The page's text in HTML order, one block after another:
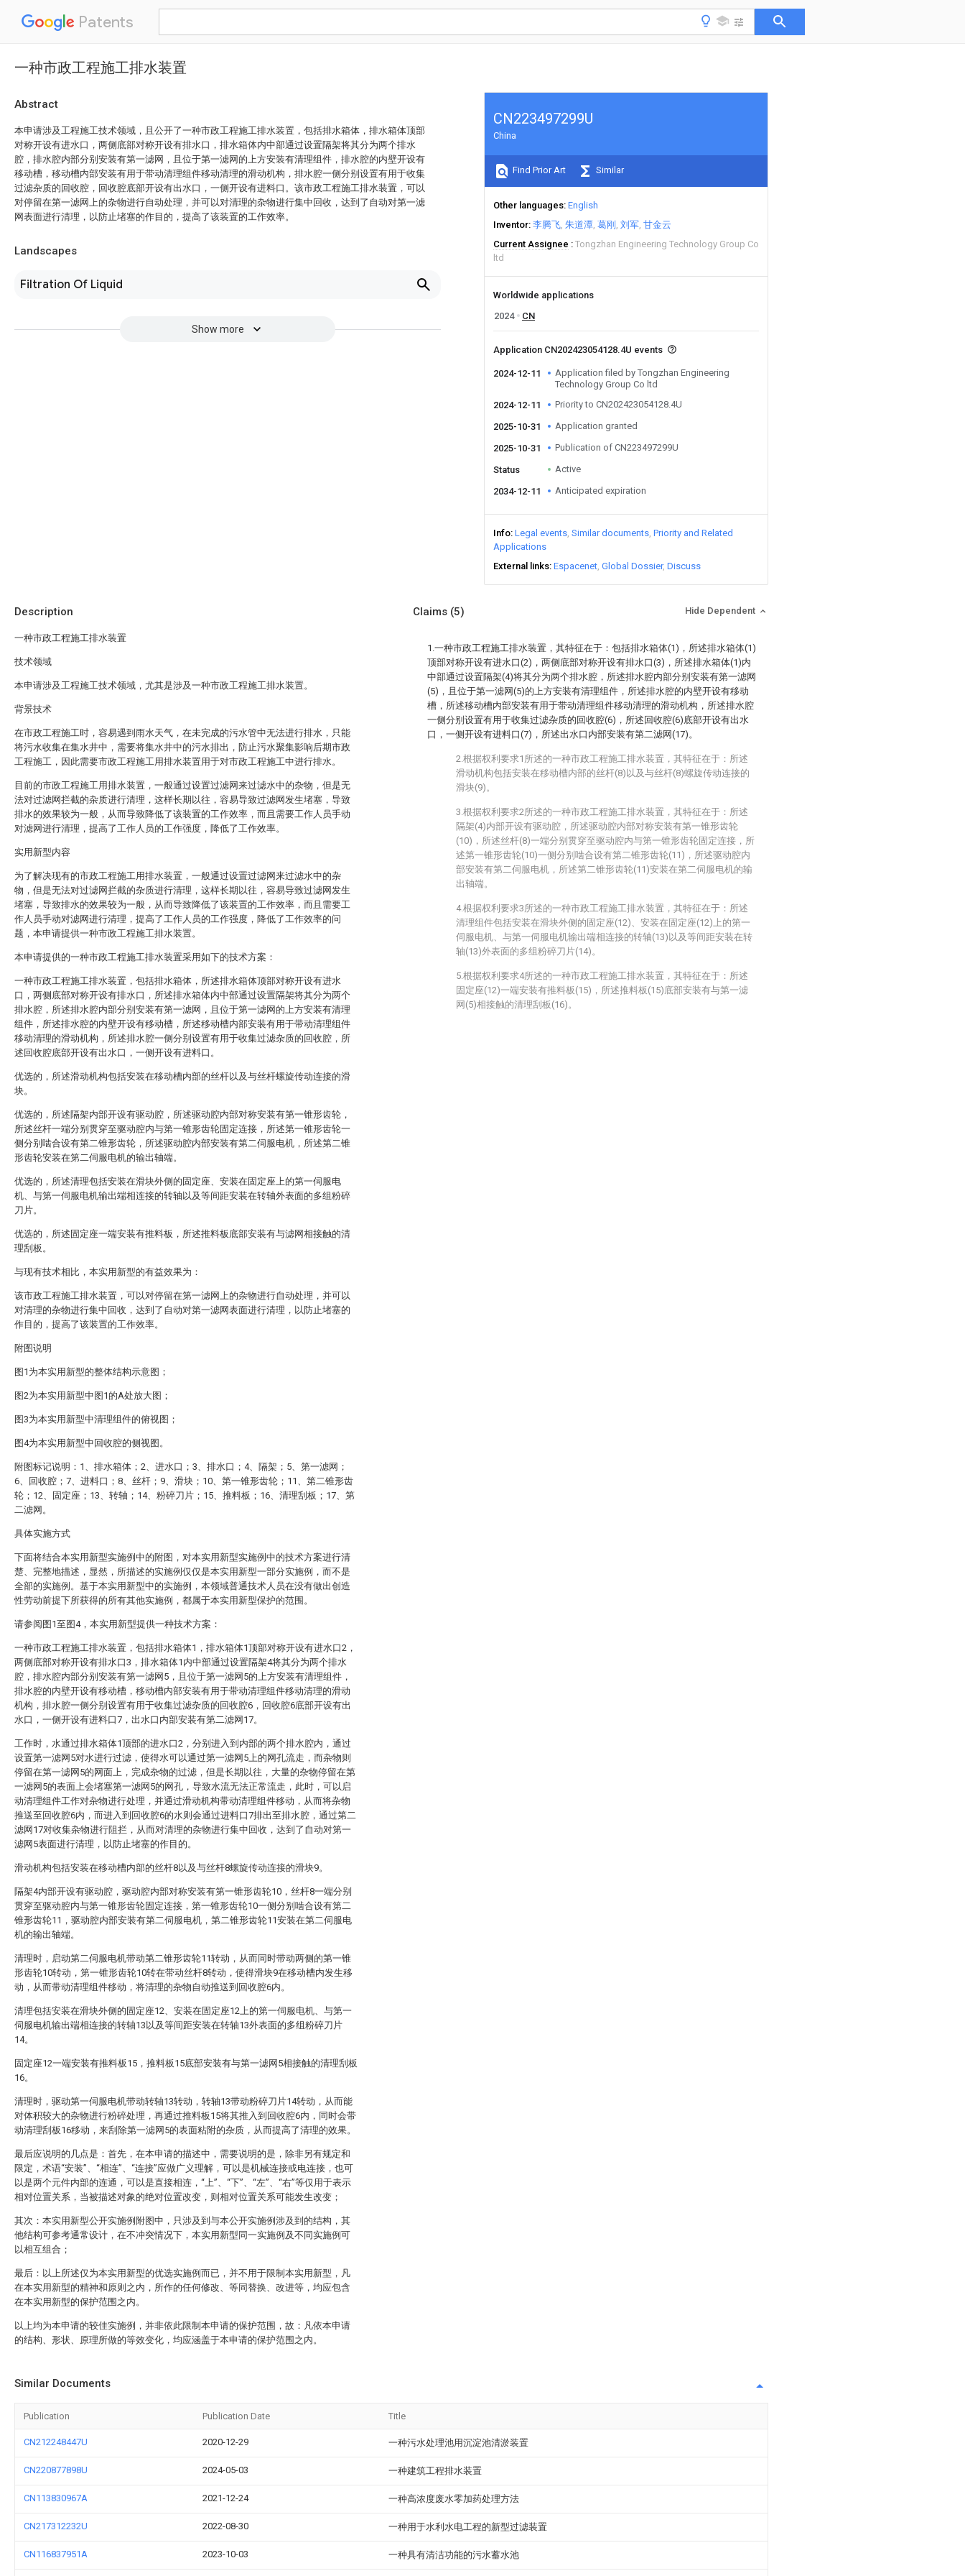
Patents
一种市政工程施工排水装置
Abstract
本申请涉及工程施工技术领域，且公开了一种市政工程施工排水装置，包括排水箱体，排水箱体顶部
对称开设有进水口，两侧底部对称开设有排水口，排水箱体内中部通过设置隔架将其分为两个排水
腔，排水腔内部分别安装有第一滤网，且位于第一滤网的上方安装有清理组件，排水腔的内壁开设有
移动槽，移动槽内部安装有用于带动清理组件移动清理的滑动机构，排水腔一侧分别设置有用于收集
过滤杂质的回收腔，回收腔底部开设有出水口，一侧开设有进料口。该市政工程施工排水装置，可以
对停留在第一滤网上的杂物进行自动处理，并可以对清理的杂物进行集中回收，达到了自动对第一滤
网表面进行清理，以防止堵塞的作目的，提高了该装置的工作效率。
Landscapes
Filtration Of Liquid
Show more
CN223497299U
China
Find Prior Art Similar
Other languages English
Inventor 李腾飞 朱道潭 葛刚 刘军 甘金云
Current Assignee
Tongzhan Engineering Technology Group Co
ltd
Worldwide applications
2024
CN
Application CN202423054128.4U events
2024-12-11
Application filed by Tongzhan Engineering
Technology Group Co ltd
2024-12-11
Priority to CN202423054128.4U
2025-10-31 Application granted
2025-10-31 Publication of CN223497299U
Status Active
2034-12-11 Anticipated expiration
Info Legal events Similar documents Priority and Related
Applications
External links Espacenet Global Dossier Discuss
Description
一种市政工程施工排水装置
技术领域
本申请涉及工程施工技术领域，尤其是涉及一种市政工程施工排水装置。
背景技术
在市政工程施工时，容易遇到雨水天气，在未完成的污水管中无法进行排水，只能
将污水收集在集水井中，需要将集水井中的污水排出，防止污水聚集影响后期市政
工程施工，因此需要市政工程施工用排水装置用于对市政工程施工中进行排水。
目前的市政工程施工用排水装置，一般通过设置过滤网来过滤水中的杂物，但是无
法对过滤网拦截的杂质进行清理，这样长期以往，容易导致过滤网发生堵塞，导致
排水的效果较为一般，从而导致降低了该装置的工作效率，而且需要工作人员手动
对滤网进行清理，提高了工作人员的工作强度，降低了工作效率。
实用新型内容
为了解决现有的市政工程施工用排水装置，一般通过设置过滤网来过滤水中的杂
物，但是无法对过滤网拦截的杂质进行清理，这样长期以往，容易导致过滤网发生
堵塞，导致排水的效果较为一般，从而导致降低了该装置的工作效率，而且需要工
作人员手动对滤网进行清理，提高了工作人员的工作强度，降低了工作效率的问
题，本申请提供一种市政工程施工排水装置。
本申请提供的一种市政工程施工排水装置采用如下的技术方案：
一种市政工程施工排水装置，包括排水箱体，所述排水箱体顶部对称开设有进水
口，两侧底部对称开设有排水口，所述排水箱体内中部通过设置隔架将其分为两个
排水腔，所述排水腔内部分别安装有第一滤网，且位于第一滤网的上方安装有清理
组件，所述排水腔的内壁开设有移动槽，所述移动槽内部安装有用于带动清理组件
移动清理的滑动机构，所述排水腔一侧分别设置有用于收集过滤杂质的回收腔，所
述回收腔底部开设有出水口，一侧开设有进料口。
优选的，所述滑动机构包括安装在移动槽内部的丝杆以及与丝杆螺旋传动连接的滑
块。
优选的，所述隔架内部开设有驱动腔，所述驱动腔内部对称安装有第一锥形齿轮，
所述丝杆一端分别贯穿至驱动腔内与第一锥形齿轮固定连接，所述第一锥形齿轮一
侧分别啮合设有第二锥形齿轮，所述驱动腔内部安装有第二伺服电机，所述第二锥
形齿轮安装在第二伺服电机的输出轴端。
优选的，所述清理包括安装在滑块外侧的固定座、安装在固定座上的第一伺服电
机、与第一伺服电机输出端相连接的转轴以及等间距安装在转轴外表面的多组粉碎
刀片。
优选的，所述固定座一端安装有推料板，所述推料板底部安装有与滤网相接触的清
理刮板。
与现有技术相比，本实用新型的有益效果为：
该市政工程施工排水装置，可以对停留在第一滤网上的杂物进行自动处理，并可以
对清理的杂物进行集中回收，达到了自动对第一滤网表面进行清理，以防止堵塞的
作目的，提高了该装置的工作效率。
附图说明
图1为本实用新型的整体结构示意图；
图2为本实用新型中图1的A处放大图；
图3为本实用新型中清理组件的俯视图；
图4为本实用新型中回收腔的侧视图。
附图标记说明：1、排水箱体；2、进水口；3、排水口；4、隔架；5、第一滤网；
6、回收腔；7、进料口；8、丝杆；9、滑块；10、第一锥形齿轮；11、第二锥形齿
轮；12、固定座；13、转轴；14、粉碎刀片；15、推料板；16、清理刮板；17、第
二滤网。
具体实施方式
下面将结合本实用新型实施例中的附图，对本实用新型实施例中的技术方案进行清
楚、完整地描述，显然，所描述的实施例仅仅是本实用新型一部分实施例，而不是
全部的实施例。基于本实用新型中的实施例，本领域普通技术人员在没有做出创造
性劳动前提下所获得的所有其他实施例，都属于本实用新型保护的范围。
请参阅图1至图4，本实用新型提供一种技术方案：
一种市政工程施工排水装置，包括排水箱体1，排水箱体1顶部对称开设有进水口2，
两侧底部对称开设有排水口3，排水箱体1内中部通过设置隔架4将其分为两个排水
腔，排水腔内部分别安装有第一滤网5，且位于第一滤网5的上方安装有清理组件，
排水腔的内壁开设有移动槽，移动槽内部安装有用于带动清理组件移动清理的滑动
机构，排水腔一侧分别设置有用于收集过滤杂质的回收腔6，回收腔6底部开设有出
水口，一侧开设有进料口7，出水口内部安装有第二滤网17。
工作时，水通过排水箱体1顶部的进水口2，分别进入到内部的两个排水腔内，通过
设置第一滤网5对水进行过滤，使得水可以通过第一滤网5上的网孔流走，而杂物则
停留在第一滤网5的网面上，完成杂物的过滤，但是长期以往，大量的杂物停留在第
一滤网5的表面上会堵塞第一滤网5的网孔，导致水流无法正常流走，此时，可以启
动清理组件工作对杂物进行处理，并通过滑动机构带动清理组件移动，从而将杂物
推送至回收腔6内，而进入到回收腔6的水则会通过进料口7排出至排水腔，通过第二
滤网17对收集杂物进行阻拦，从而对清理的杂物进行集中回收，达到了自动对第一
滤网5表面进行清理，以防止堵塞的作目的。
滑动机构包括安装在移动槽内部的丝杆8以及与丝杆8螺旋传动连接的滑块9。
隔架4内部开设有驱动腔，驱动腔内部对称安装有第一锥形齿轮10，丝杆8一端分别
贯穿至驱动腔内与第一锥形齿轮固定连接，第一锥形齿轮10一侧分别啮合设有第二
锥形齿轮11，驱动腔内部安装有第二伺服电机，第二锥形齿轮11安装在第二伺服电
机的输出轴端。
清理时，启动第二伺服电机带动第二锥形齿轮11转动，从而同时带动两侧的第一锥
形齿轮10转动，第一锥形齿轮10转在带动丝杆8转动，使得滑块9在移动槽内发生移
动，从而带动清理组件移动，将清理的杂物自动推送到回收腔6内。
清理包括安装在滑块外侧的固定座12、安装在固定座12上的第一伺服电机、与第一
伺服电机输出端相连接的转轴13以及等间距安装在转轴13外表面的多组粉碎刀片
14。
固定座12一端安装有推料板15，推料板15底部安装有与第一滤网5相接触的清理刮板
16。
清理时，驱动第一伺服电机带动转轴13转动，转轴13带动粉碎刀片14转动，从而能
对体积较大的杂物进行粉碎处理，再通过推料板15将其推入到回收腔6内，同时会带
动清理刮板16移动，来刮除第一滤网5的表面粘附的杂质，从而提高了清理的效果。
最后应说明的几点是：首先，在本申请的描述中，需要说明的是，除非另有规定和
限定，术语“安装”、“相连”、“连接”应做广义理解，可以是机械连接或电连接，也可
以是两个元件内部的连通，可以是直接相连，“上”、“下”、“左”、“右”等仅用于表示
相对位置关系，当被描述对象的绝对位置改变，则相对位置关系可能发生改变；
其次：本实用新型公开实施例附图中，只涉及到与本公开实施例涉及到的结构，其
他结构可参考通常设计，在不冲突情况下，本实用新型同一实施例及不同实施例可
以相互组合；
最后：以上所述仅为本实用新型的优选实施例而已，并不用于限制本实用新型，凡
在本实用新型的精神和原则之内，所作的任何修改、等同替换、改进等，均应包含
在本实用新型的保护范围之内。
以上均为本申请的较佳实施例，并非依此限制本申请的保护范围，故：凡依本申请
的结构、形状、原理所做的等效变化，均应涵盖于本申请的保护范围之内。
Claims (5) Hide Dependent
1.一种市政工程施工排水装置，其特征在于：包括排水箱体(1)，所述排水箱体(1)
顶部对称开设有进水口(2)，两侧底部对称开设有排水口(3)，所述排水箱体(1)内
中部通过设置隔架(4)将其分为两个排水腔，所述排水腔内部分别安装有第一滤网
(5)，且位于第一滤网(5)的上方安装有清理组件，所述排水腔的内壁开设有移动
槽，所述移动槽内部安装有用于带动清理组件移动清理的滑动机构，所述排水腔
一侧分别设置有用于收集过滤杂质的回收腔(6)，所述回收腔(6)底部开设有出水
口，一侧开设有进料口(7)，所述出水口内部安装有第二滤网(17)。
2.根据权利要求1所述的一种市政工程施工排水装置，其特征在于：所述
滑动机构包括安装在移动槽内部的丝杆(8)以及与丝杆(8)螺旋传动连接的
滑块(9)。
3.根据权利要求2所述的一种市政工程施工排水装置，其特征在于：所述
隔架(4)内部开设有驱动腔，所述驱动腔内部对称安装有第一锥形齿轮
(10)，所述丝杆(8)一端分别贯穿至驱动腔内与第一锥形齿轮固定连接，所
述第一锥形齿轮(10)一侧分别啮合设有第二锥形齿轮(11)，所述驱动腔内
部安装有第二伺服电机，所述第二锥形齿轮(11)安装在第二伺服电机的输
出轴端。
4.根据权利要求3所述的一种市政工程施工排水装置，其特征在于：所述
清理组件包括安装在滑块外侧的固定座(12)、安装在固定座(12)上的第一
伺服电机、与第一伺服电机输出端相连接的转轴(13)以及等间距安装在转
轴(13)外表面的多组粉碎刀片(14)。
5.根据权利要求4所述的一种市政工程施工排水装置，其特征在于：所述
固定座(12)一端安装有推料板(15)，所述推料板(15)底部安装有与第一滤
网(5)相接触的清理刮板(16)。
Similar Documents
Publication Publication Date Title
CN212248447U 2020-12-29 一种污水处理池用沉淀池清淤装置
CN220877898U 2024-05-03 一种建筑工程排水装置
CN113830967A 2021-12-24 一种高浓度废水零加药处理方法
CN217312232U 2022-08-30 一种用于水利水电工程的新型过滤装置
CN116837951A 2023-10-03 一种具有清洁功能的污水蓄水池